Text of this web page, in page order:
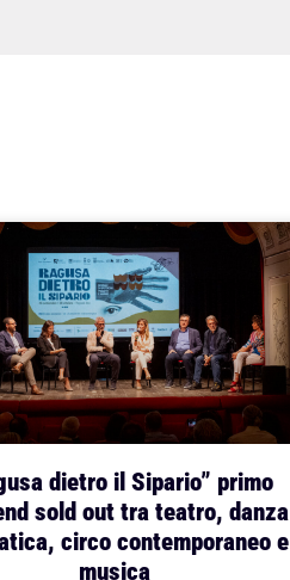
dietro il Sipario” primo
sold out tra teatro, danza
circo contemporaneo e
musica